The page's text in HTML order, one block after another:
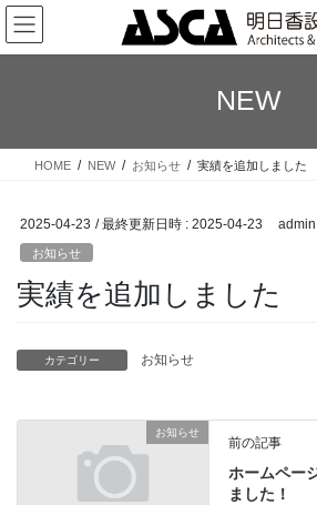
コ
ン
テ
ス
ナ
ビ
ゲ
ン
NEW
HOME NEW お知らせ 実績を追加しました
2025-04-23 / 最終更新日時 : 2025-04-23 admin
お知らせ
実績を追加しました
カテゴリー お知らせ
お知らせ
前の記事
ホームペー
ました！